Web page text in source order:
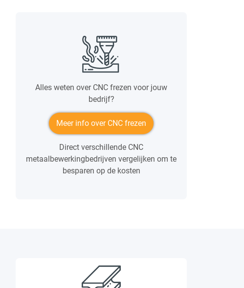
Alles weten over CNC frezen voor jouw
bedrijf?
Meer info over CNC frezen
Direct verschillende CNC
metaalbewerkingbedrijven vergelijken om te
besparen op de kosten